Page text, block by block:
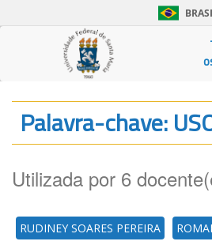
Palavra-chave:
Utilizada por 6
RUDINEY SOARES PEREIRA